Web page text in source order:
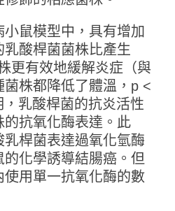
鼠模型中，具有增加
酸桿菌菌株比產生
更有效地緩解炎症（與
株都降低了體溫，p <
乳酸桿菌的抗炎活性
抗氧化酶表達。此
桿菌表達過氧化氫酶
化學誘導結腸癌。但
使用單一抗氧化酶的數